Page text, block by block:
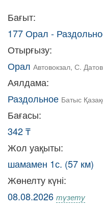
Бағыт:
177 Орал -
Отырғызу:
Орал Автовокзал, С.
Аялдама:
Раздольное Батыс
Бағасы:
342 ₸
Жол уақыты:
шамамен 1с. (57 км)
Жөнелту күні:
08.08.2026 түзету